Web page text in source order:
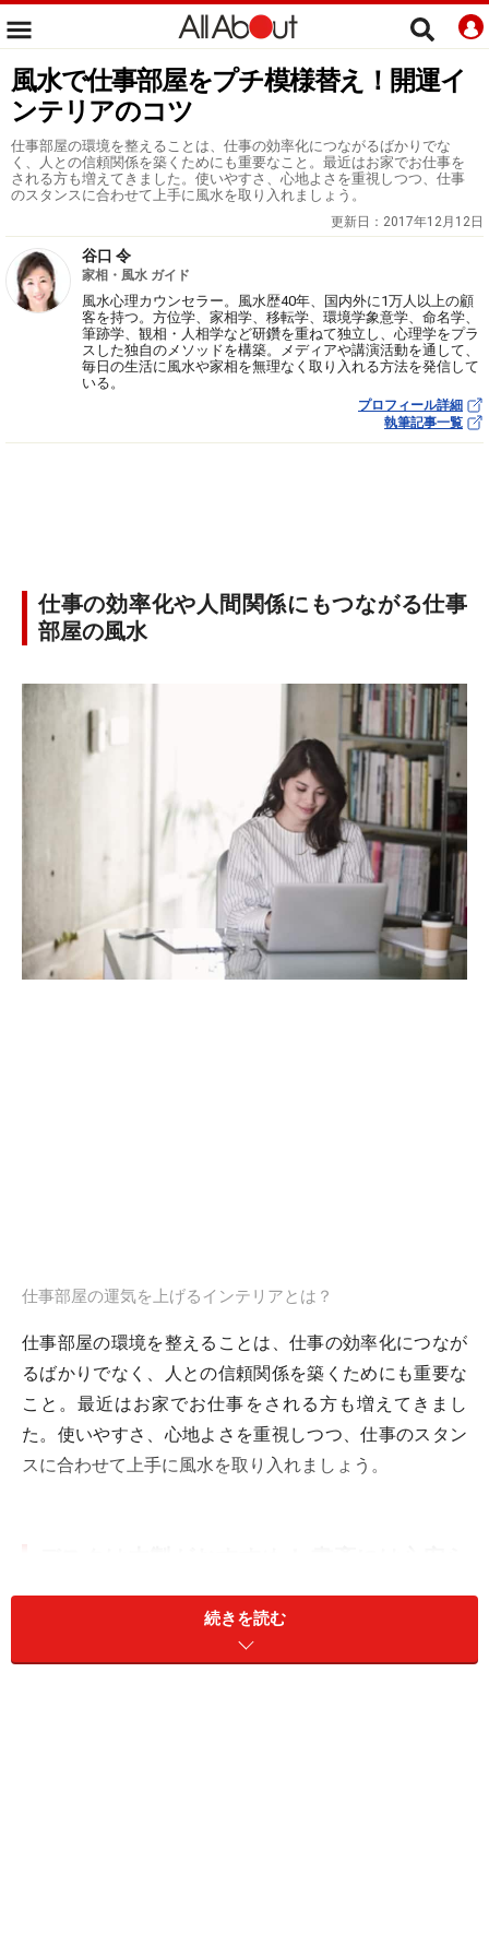
風水で仕事部屋をプチ模様替え！開運イ
ンテリアのコツ
仕事部屋の環境を整えることは、仕事の効率化につながるばかりでな
く、人との信頼関係を築くためにも重要なこと。最近はお家でお仕事を
される方も増えてきました。使いやすさ、心地よさを重視しつつ、仕事
のスタンスに合わせて上手に風水を取り入れましょう。
更新日： 2017年12月12日
谷口 令
家相・風水 ガイド
風水心理カウンセラー。風水歴40年、国内外に1万人以上の顧
客を持つ。方位学、家相学、移転学、環境学象意学、命名学、
筆跡学、観相・人相学など研鑽を重ねて独立し、心理学をプラ
スした独自のメソッドを構築。メディアや講演活動を通して、
毎日の生活に風水や家相を無理なく取り入れる方法を発信して
いる。
プロフィール詳細
執筆記事一覧
仕事の効率化や人間関係にもつながる仕事
部屋の風水
仕事部屋の運気を上げるインテリアとは？
仕事部屋の環境を整えることは、仕事の効率化につなが
るばかりでなく、人との信頼関係を築くためにも重要な
こと。最近はお家でお仕事をされる方も増えてきまし
た。使いやすさ、心地よさを重視しつつ、仕事のスタン
スに合わせて上手に風水を取り入れましょう。
仕事部屋や書斎は、一家の主人の運気と対応していると
されています。特に思考力、創造的エネルギーなどとの
続きを読む